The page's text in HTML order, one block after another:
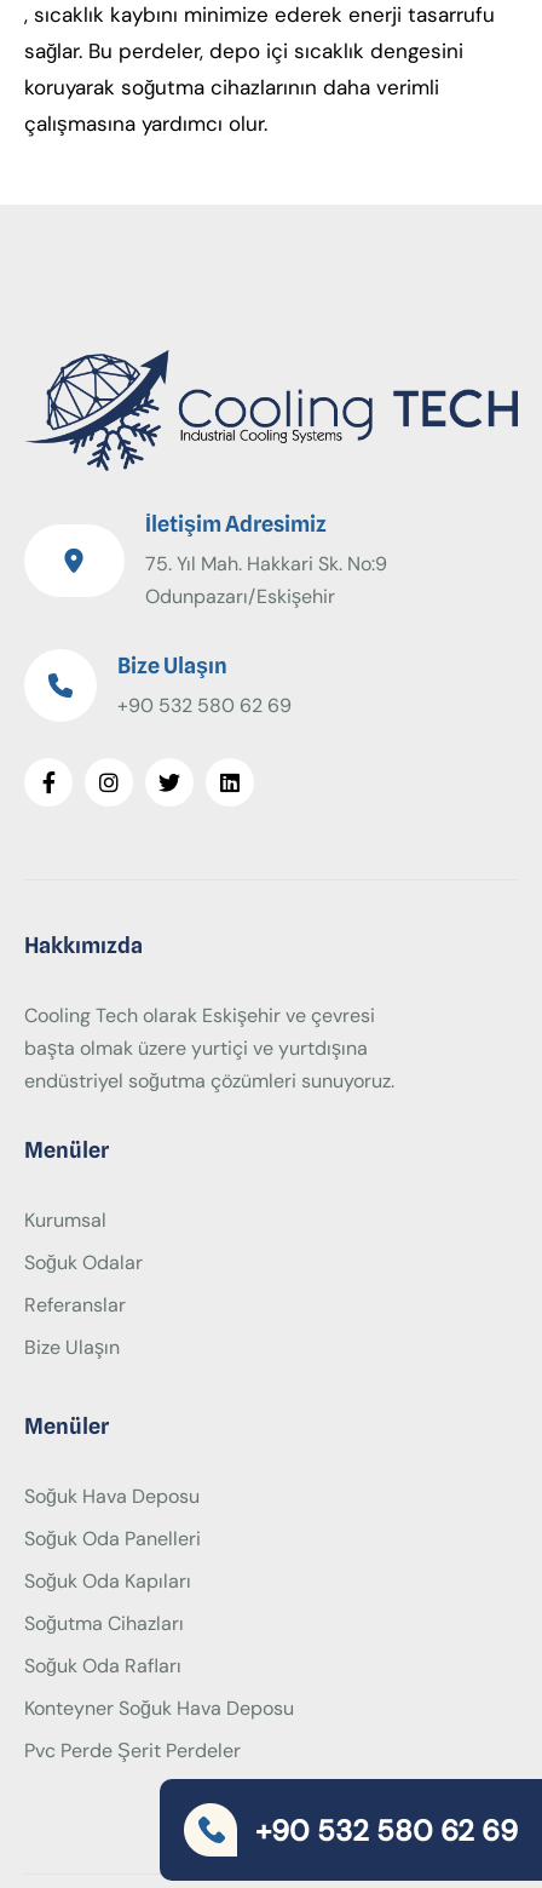
, sıcaklık kaybını minimize ederek enerji tasarrufu
sağlar. Bu perdeler, depo içi sıcaklık dengesini
koruyarak soğutma cihazlarının daha verimli
çalışmasına yardımcı olur.
İletişim Adresimiz
75. Yıl Mah. Hakkari Sk. No:9
Odunpazarı/Eskişehir
Bize Ulaşın
+90 532 580 62 69
Hakkımızda
Cooling Tech olarak Eskişehir ve çevresi
başta olmak üzere yurtiçi ve yurtdışına
endüstriyel soğutma çözümleri sunuyoruz.
Menüler
Kurumsal
Soğuk Odalar
Referanslar
Bize Ulaşın
Menüler
Soğuk Hava Deposu
Soğuk Oda Panelleri
Soğuk Oda Kapıları
Soğutma Cihazları
Soğuk Oda Rafları
Konteyner Soğuk Hava Deposu
Pvc Perde Şerit Perdeler
+90 532 580 62 69